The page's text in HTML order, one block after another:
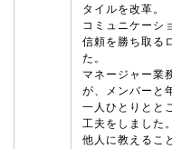
タイルを改革。
コミュニケーシ
信頼を勝ち取る
た。
マネージャー業
が、メンバーと
一人ひとりとと
工夫をしました。
他人に教えるこ